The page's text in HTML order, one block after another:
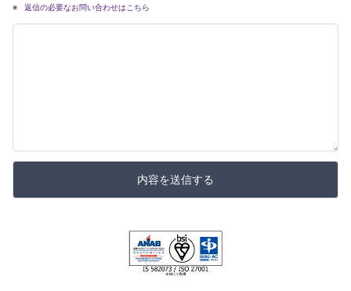
返信の必要なお問い合わせはこちら
内容を送信する